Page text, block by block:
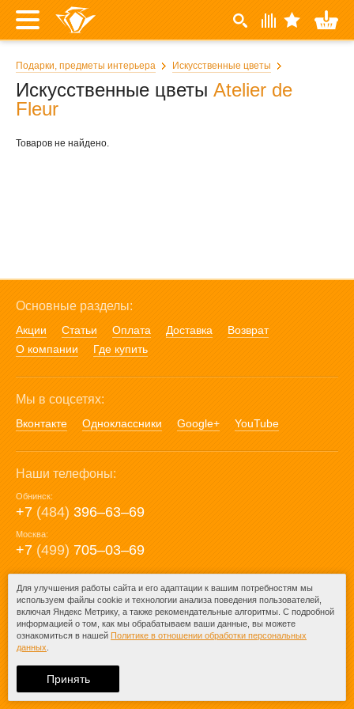
Подарки, предметы интерьера Искусственные цветы
Искусственные цветы Atelier de
Fleur
Товаров не найдено.
Основные разделы:
Акции Статьи Оплата Доставка
Возврат
О компании
Где купить
Мы в соцсетях:
Вконтакте Одноклассники Google+ YouTube
Наши телефоны:
Обнинск:
+7 (484) 396‒63‒69
Москва:
+7 (499) 705‒03‒69
E-mail:
mail@posuda40.ru
При любом копировании информации
ссылка на
Для улучшения работы сайта и его адаптации к вашим потребностям мы
используем файлы cookie и технологии анализа поведения пользователей,
включая Яндекс Метрику, а также рекомендательные алгоритмы. С подробной
информацией о том, как мы обрабатываем ваши данные, вы можете
ознакомиться в нашей Политике в отношении обработки персональных
данных
Принять